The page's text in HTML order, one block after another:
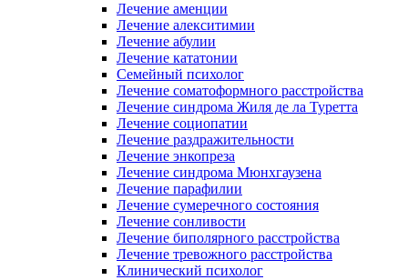
Лечение аменции
Лечение алекситимии
Лечение абулии
Лечение кататонии
Семейный психолог
Лечение соматоформного расстройства
Лечение синдрома Жиля де ла Туретта
Лечение социопатии
Лечение раздражительности
Лечение энкопреза
Лечение синдрома Мюнхгаузена
Лечение парафилии
Лечение сумеречного состояния
Лечение сонливости
Лечение биполярного расстройства
Лечение тревожного расстройства
Клинический психолог